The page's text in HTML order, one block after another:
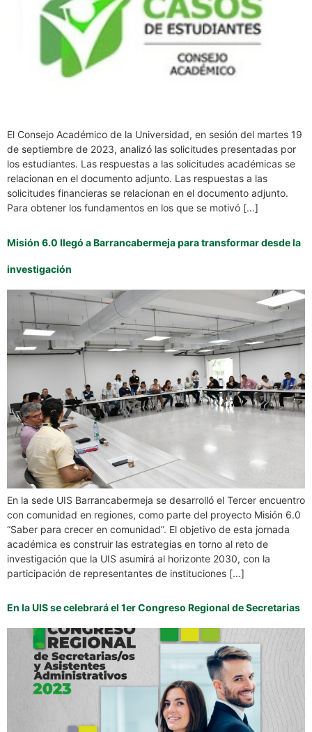
El Consejo Académico de la Universidad, en sesión del martes 19
de septiembre de 2023, analizó las solicitudes presentadas por
los estudiantes. Las respuestas a las solicitudes académicas se
relacionan en el documento adjunto. Las respuestas a las
solicitudes financieras se relacionan en el documento adjunto.
Para obtener los fundamentos en los que se motivó […]
Misión 6.0 llegó a Barrancabermeja para transformar desde la
investigación
En la sede UIS Barrancabermeja se desarrolló el Tercer encuentro
con comunidad en regiones, como parte del proyecto Misión 6.0
“Saber para crecer en comunidad”. El objetivo de esta jornada
académica es construir las estrategias en torno al reto de
investigación que la UIS asumirá al horizonte 2030, con la
participación de representantes de instituciones […]
En la UIS se celebrará el 1er Congreso Regional de Secretarias